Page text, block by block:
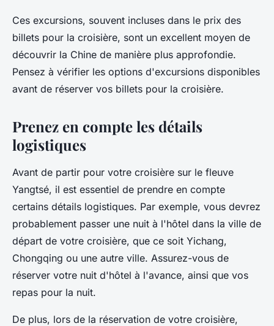
Ces excursions, souvent incluses dans le prix des
billets pour la croisière, sont un excellent moyen de
découvrir la Chine de manière plus approfondie.
Pensez à vérifier les options d'excursions disponibles
avant de réserver vos billets pour la croisière.
Prenez en compte les détails
logistiques
Avant de partir pour votre croisière sur le fleuve
Yangtsé, il est essentiel de prendre en compte
certains détails logistiques. Par exemple, vous devrez
probablement passer une nuit à l'hôtel dans la ville de
départ de votre croisière, que ce soit Yichang,
Chongqing ou une autre ville. Assurez-vous de
réserver votre nuit d'hôtel à l'avance, ainsi que vos
repas pour la nuit.
De plus, lors de la réservation de votre croisière,